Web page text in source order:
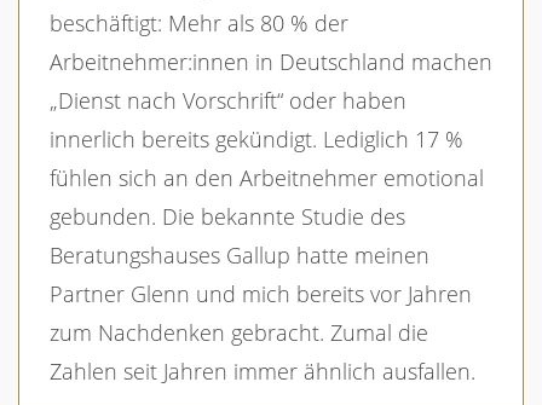
beschäftigt: Mehr als 80 % der
Arbeitnehmer:innen in Deutschland machen
„Dienst nach Vorschrift“ oder haben
innerlich bereits gekündigt. Lediglich 17 %
fühlen sich an den Arbeitnehmer emotional
gebunden. Die bekannte Studie des
Beratungshauses Gallup hatte meinen
Partner Glenn und mich bereits vor Jahren
zum Nachdenken gebracht. Zumal die
Zahlen seit Jahren immer ähnlich ausfallen.